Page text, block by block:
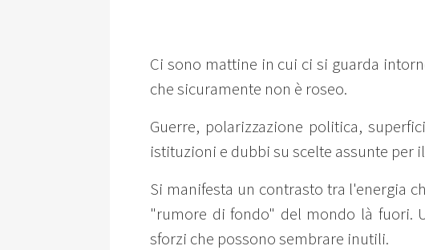
Ci sono mattine in cui ci si guarda
che sicuramente non è roseo.
Guerre, polarizzazione politica,
istituzioni e dubbi su scelte assunte per
Si manifesta un contrasto tra l'energia
"rumore di fondo" del mondo là fuori.
sforzi che possono sembrare inutili.